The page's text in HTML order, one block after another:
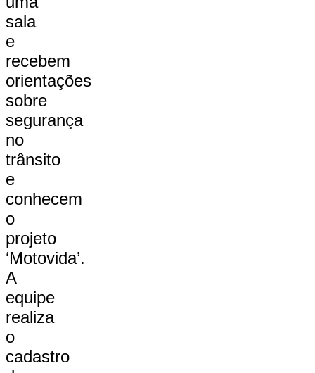
sala
e
recebem
orientações
sobre
segurança
no
trânsito
e
conhecem
o
projeto
‘Motovida’.
A
equipe
realiza
o
cadastro